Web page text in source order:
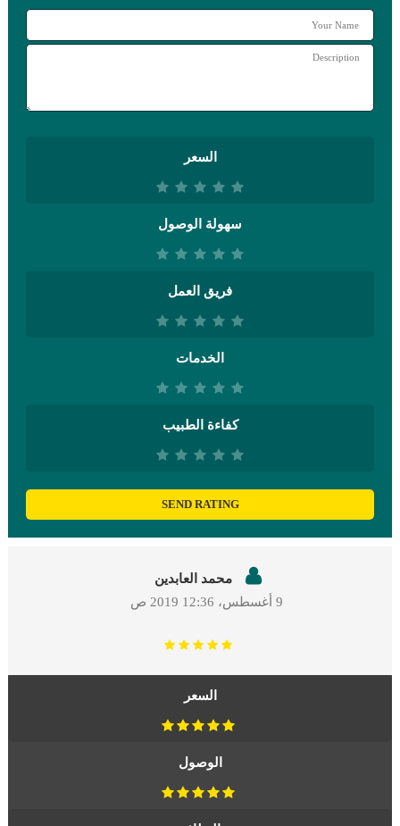
السعر
سهولة الوصول
فريق العمل
الخدمات
كفاءة الطبيب
SEND RATING
محمد العابدين
9 أغسطس، 2019
12:36 ص
السعر
الوصول